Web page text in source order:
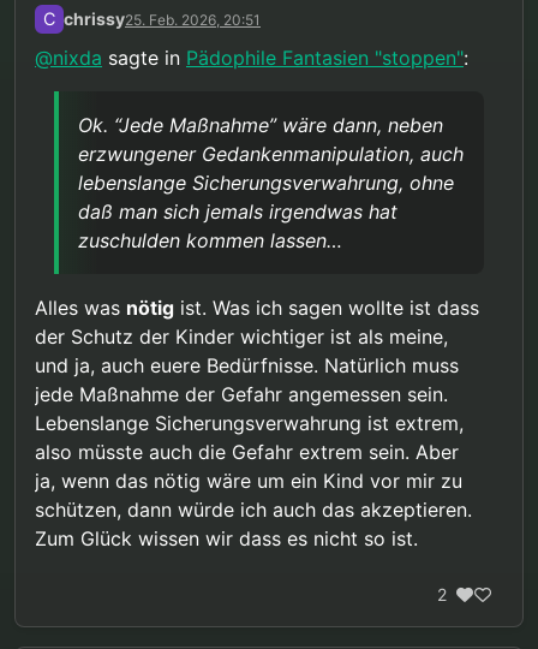
dass jeder von uns mit hoher
Maßnahme die diese Kinder schützt.”
lebenslange Sicherungsverwahrung, ohne daß man
sich jemals irgendwas hat zuschulden kommen
lassen…
Mir ist Kinderschutz auch wichtig, aber auch
Kinderschutz rechtfertigt nicht alles.
Auch bei einer nachgewiesenen “hohen
Übergriffswahrscheinlichkeit”, sind Risiken noch
beherrschbar und es verbleiben mildere
Interventionsmöglichkeiten. Glücklicherweise leben
C chrissy25. Feb. 2026, 20:51
@nixda sagte in Pädophile Fantasien "stoppen":
Ok. “Jede Maßnahme” wäre dann, neben
erzwungener Gedankenmanipulation, auch
lebenslange Sicherungsverwahrung, ohne
daß man sich jemals irgendwas hat
zuschulden kommen lassen…
Alles was nötig ist. Was ich sagen wollte ist dass
der Schutz der Kinder wichtiger ist als meine,
und ja, auch euere Bedürfnisse. Natürlich muss
jede Maßnahme der Gefahr angemessen sein.
Lebenslange Sicherungsverwahrung ist extrem,
also müsste auch die Gefahr extrem sein. Aber
ja, wenn das nötig wäre um ein Kind vor mir zu
schützen, dann würde ich auch das akzeptieren.
Zum Glück wissen wir dass es nicht so ist.
2